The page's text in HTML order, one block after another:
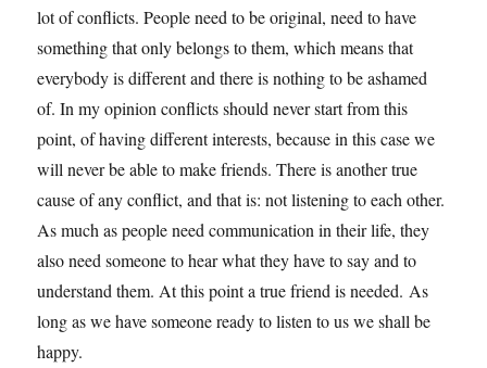
lot of conflicts. People need to be original, need to have
something that only belongs to them, which means that
everybody is different and there is nothing to be ashamed
of. In my opinion conflicts should never start from this
point, of having different interests, because in this case we
will never be able to make friends. There is another true
cause of any conflict, and that is: not listening to each other.
As much as people need communication in their life, they
also need someone to hear what they have to say and to
understand them. At this point a true friend is needed. As
long as we have someone ready to listen to us we shall be
happy.